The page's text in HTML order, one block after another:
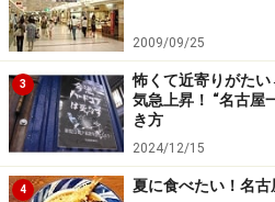
2009/09/25
3
怖くて近寄りがた
気急上昇！ “名古屋
き方
2024/12/15
4 夏に食べたい！名